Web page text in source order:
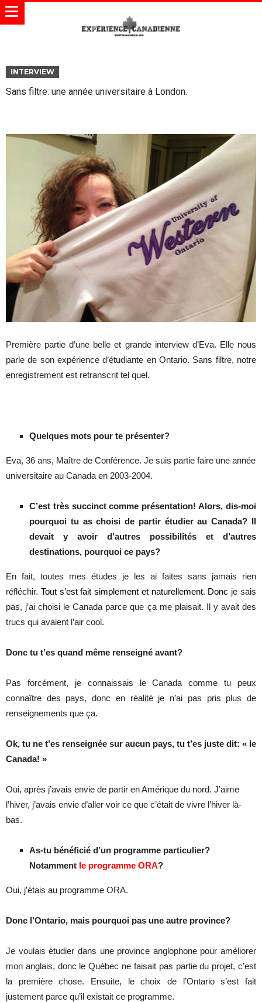
INTERVIEW
Sans filtre: une année universitaire à London.
Première partie d’une belle et grande interview d’Eva. Elle nous
parle de son expérience d’étudiante en Ontario. Sans filtre, notre
enregistrement est retranscrit tel quel.
Quelques mots pour te présenter?
Eva, 36 ans, Maître de Conférence. Je suis partie faire une année
universitaire au Canada en 2003-2004.
C’est très succinct comme présentation! Alors, dis-moi
pourquoi tu as choisi de partir étudier au Canada? Il
devait y avoir d’autres possibilités et d’autres
destinations, pourquoi ce pays?
En fait, toutes mes études je les ai faites sans jamais rien
réfléchir. Tout s’est fait simplement et naturellement. Donc je sais
pas, j’ai choisi le Canada parce que ça me plaisait. Il y avait des
trucs qui avaient l’air cool.
Donc tu t’es quand même renseigné avant?
Pas forcément, je connaissais le Canada comme tu peux
connaître des pays, donc en réalité je n’ai pas pris plus de
renseignements que ça.
Ok, tu ne t’es renseignée sur aucun pays, tu t’es juste dit: « le
Canada! »
Oui, après j’avais envie de partir en Amérique du nord. J’aime
l’hiver, j’avais envie d’aller voir ce que c’était de vivre l’hiver là-
bas.
As-tu bénéficié d’un programme particulier?
Notamment le programme ORA?
Oui, j’étais au programme ORA.
Donc l’Ontario, mais pourquoi pas une autre province?
Je voulais étudier dans une province anglophone pour améliorer
mon anglais, donc le Québec ne faisait pas partie du projet, c’est
la première chose. Ensuite, le choix de l’Ontario s’est fait
justement parce qu’il existait ce programme.